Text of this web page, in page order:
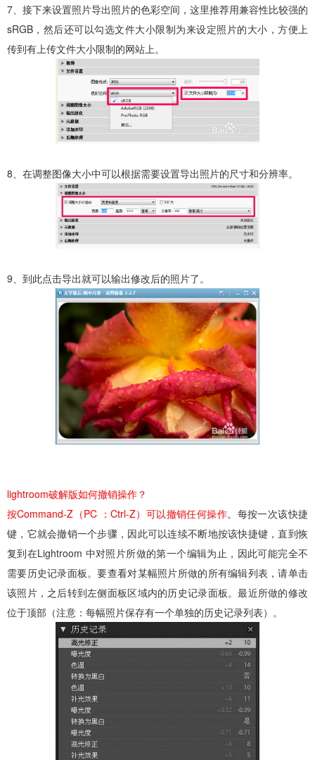
7、接下来设置照片导出照片的色彩空间，这里推荐用兼容性比较强的
sRGB，然后还可以勾选文件大小限制为来设定照片的大小，方便上
传到有上传文件大小限制的网站上。
8、在调整图像大小中可以根据需要设置导出照片的尺寸和分辨率。
9、到此点击导出就可以输出修改后的照片了。
lightroom破解版如何撤销操作？
按Command-Z（PC ：Ctrl-Z）可以撤销任何操作。每按一次该快捷
键，它就会撤销一个步骤，因此可以连续不断地按该快捷键，直到恢
复到在Lightroom 中对照片所做的第一个编辑为止，因此可能完全不
需要历史记录面板。要查看对某幅照片所做的所有编辑列表，请单击
该照片，之后转到左侧面板区域内的历史记录面板。最近所做的修改
位于顶部（注意：每幅照片保存有一个单独的历史记录列表）。